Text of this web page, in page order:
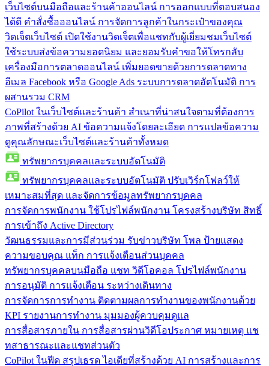
เว็บไซต์บนมือถือและร้านค้าออนไลน์ การออกแบบที่ตอบสนอง
ได้ดี คำสั่งซื้อออนไลน์ การจัดการลูกค้าในกระเป๋าของคุณ
วิดเจ็ตเว็บไซต์ เปิดใช้งานวิดเจ็ตเพื่อแชทกับผู้เยี่ยมชมเว็บไซต์
ใช้ระบบส่งข้อความยอดนิยม และยอมรับคำขอให้โทรกลับ
เครื่องมือการตลาดออนไลน์ เพิ่มยอดขายด้วยการตลาดทาง
อีเมล Facebook หรือ Google Ads ระบบการตลาดอัตโนมัติ การ
ผสานรวม CRM
CoPilot ในเว็บไซต์และร้านค้า สำเนาที่น่าสนใจตามที่ต้องการ
ภาพที่สร้างด้วย AI ข้อความแจ้งโดยละเอียด การแปลข้อความ
ดูคุณลักษณะเว็บไซต์และร้านค้าทั้งหมด
ทรัพยากรบุคคลและระบบอัตโนมัติ
ทรัพยากรบุคคลและระบบอัตโนมัติ ปรับเวิร์กโฟลว์ให้
เหมาะสมที่สุด และจัดการข้อมูลทรัพยากรบุคคล
การจัดการพนักงาน ใช้โปรไฟล์พนักงาน โครงสร้างบริษัท สิทธิ์
การเข้าถึง Active Directory
วัฒนธรรมและการมีส่วนร่วม รับข่าวบริษัท โพล ป้ายแสดง
ความขอบคุณ แท็ก การแจ้งเตือนส่วนบุคคล
ทรัพยากรบุคคลบนมือถือ แชท วิดีโอคอล โปรไฟล์พนักงาน
การอนุมัติ การแจ้งเตือน ระหว่างเดินทาง
การจัดการการทำงาน ติดตามผลการทำงานของพนักงานด้วย
KPI รายงานการทำงาน มุมมองผู้ควบคุมดูแล
การสื่อสารภายใน การสื่อสารผ่านวิดีโอประกาศ หมายเหตุ แช
ทสาธารณะและแชทส่วนตัว
CoPilot ในฟีด สรุปเธรด ไอเดียที่สร้างด้วย AI การสร้างและการ